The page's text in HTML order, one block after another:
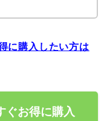
に購入したい方は
ぐお得に購入